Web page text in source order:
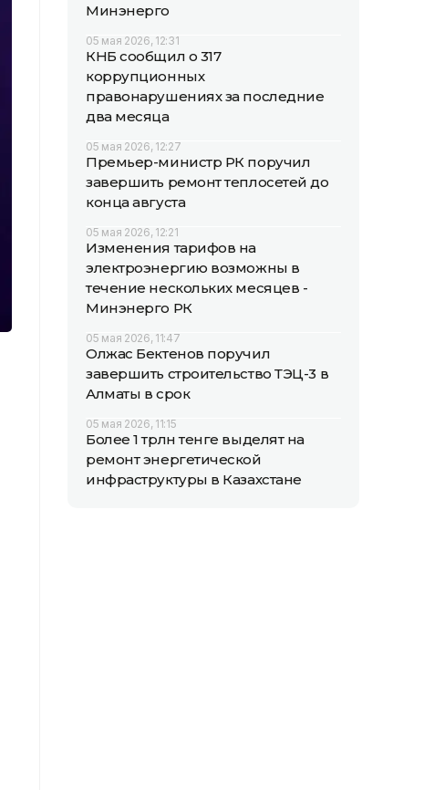
Минэнерго
05 мая 2026, 12:31
КНБ сообщил о 317
коррупционных
правонарушениях за последние
два месяца
05 мая 2026, 12:27
Премьер-министр РК поручил
завершить ремонт теплосетей до
конца августа
05 мая 2026, 12:21
Изменения тарифов на
электроэнергию возможны в
течение нескольких месяцев -
Минэнерго РК
05 мая 2026, 11:47
Олжас Бектенов поручил
завершить строительство ТЭЦ-3 в
Алматы в срок
05 мая 2026, 11:15
Более 1 трлн тенге выделят на
ремонт энергетической
инфраструктуры в Казахстане